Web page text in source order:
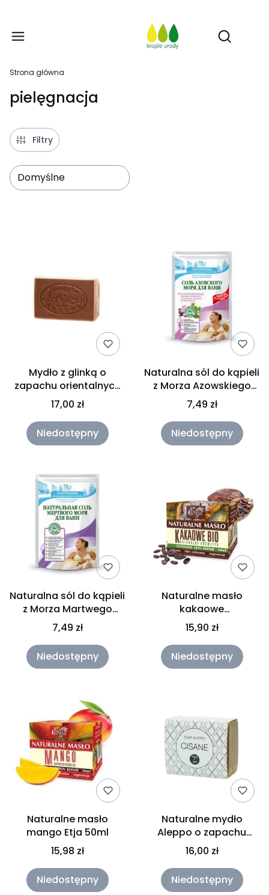
Otwórz
Strona główna
pielęgnacja
Filtry
Domyślne
Mydło z glinką o
zapachu orientalnych
kadzideł 140g
17,00 zł
Niedostępny
Naturalna sól do kąpieli
z Morza Azowskiego
uspokajająca
Fitokosmetik
7,49 zł
Niedostępny
Naturalna sól do kąpieli
z Morza Martwego
Fitokosmetik
7,49 zł
Niedostępny
Naturalne masło
kakaowe
nierafinowane Etja
50ml
15,90 zł
Niedostępny
Naturalne masło
mango Etja 50ml
15,98 zł
Niedostępny
Naturalne mydło
Aleppo o zapachu
miodu i mięty GISANE
125g
16,00 zł
Niedostępny